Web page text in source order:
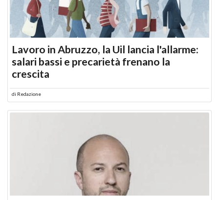
Lavoro in Abruzzo, la Uil lancia l'allarme:
salari bassi e precarietà frenano la
crescita
di Redazione